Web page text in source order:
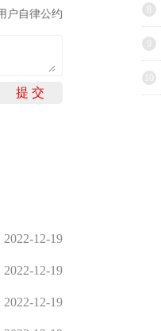
户自律公约
提 交
2022-12-19
2022-12-19
2022-12-19